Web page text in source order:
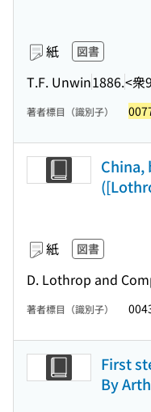
紙 図書
T.F. Unwin1886.<衆
著者標目（識別子）
China,
紙 図書
D. Lothrop and
著者標目（識別子）
First
By